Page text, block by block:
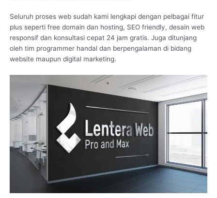
Seluruh proses web sudah kami lengkapi dengan pelbagai fitur
plus seperti free domain dan hosting, SEO friendly, desain web
responsif dan konsultasi cepat 24 jam gratis. Juga ditunjang
oleh tim programmer handal dan berpengalaman di bidang
website maupun digital marketing.